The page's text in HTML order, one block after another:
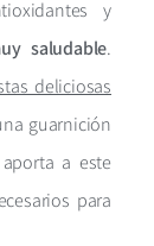
y
saludable.
deliciosas
guarnición
a este
para